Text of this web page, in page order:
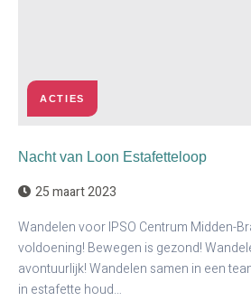
ACTIES
Nacht van Loon Estafetteloop
25 maart 2023
Wandelen voor IPSO Centrum Midden-
voldoening! Bewegen is gezond!
avontuurlijk! Wandelen samen in een
in estafette houd…